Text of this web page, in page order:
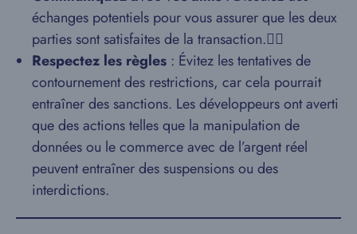
échanges potentiels pour vous assurer que les deux
parties sont satisfaites de la transaction.
Respectez les règles : Évitez les tentatives de
contournement des restrictions, car cela pourrait
entraîner des sanctions. Les développeurs ont averti
que des actions telles que la manipulation de
données ou le commerce avec de l’argent réel
peuvent entraîner des suspensions ou des
interdictions.